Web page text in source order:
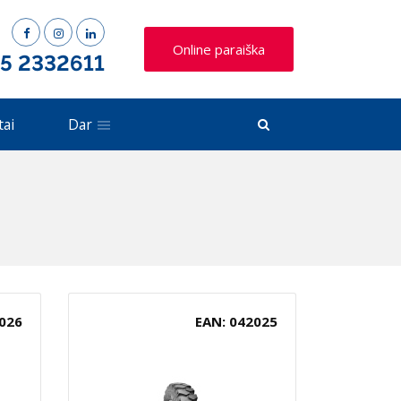
2332611
Online paraiška
Dar
EAN: 042025